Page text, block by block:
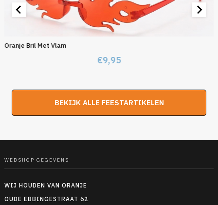
Oranje Bril Met Vlam
€9,95
BEKIJK ALLE FEESTARTIKELEN
WEBSHOP GEGEVENS
WIJ HOUDEN VAN ORANJE
OUDE EBBINGESTRAAT 62